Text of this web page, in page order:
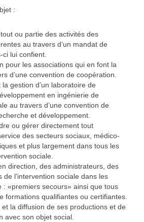
:
ou partie des activités des
au travers d’un mandat de
lui confient.
pour les associations qui en font la
d’une convention de coopération.
la gestion d’un laboratoire de
en ingénierie de
au travers d’une convention de
et développement.
ou gérer directement tout
des secteurs sociaux, médico-
et plus largement dans tous les
sociale.
direction, des administrateurs, des
de l’intervention sociale dans les
: «premiers secours» ainsi que tous
formations qualifiantes ou certifiantes.
la diffusion de ses productions et de
avec son objet social.